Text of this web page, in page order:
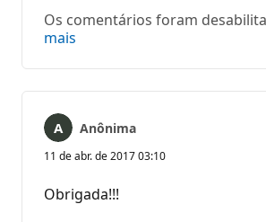
Os comentários foram
mais
Anônima
11 de abr. de 2017 03:10
Obrigada!!!